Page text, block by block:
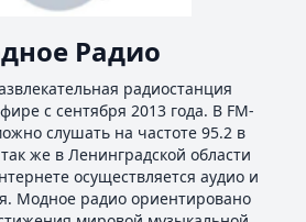
Радио
радиостанция
с сентября 2013 года. В FM-
слушать на частоте 95.2 в
же в Ленинградской области
осуществляется аудио и
Модное радио ориентировано